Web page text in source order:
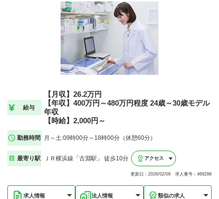
給与
【月収】26.2万円
【年収】400万円～480万円程度 24歳～30歳モデル
年収
【時給】2,000円～
勤務時間 月～土:09時00分～18時00分（休憩60分）
最寄り駅 ＪＲ横浜線「古淵駅」 徒歩10分 アクセス
更新日：2026/02/09 求人番号：469296
求人情報 法人情報 類似の求人